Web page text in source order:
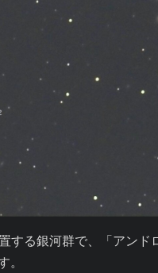
る銀河群で、「アンド